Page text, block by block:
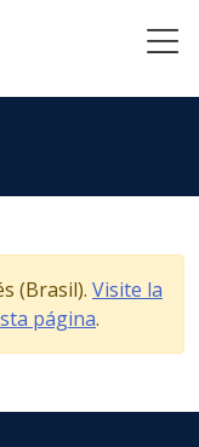
(Brasil). Visite la
página.